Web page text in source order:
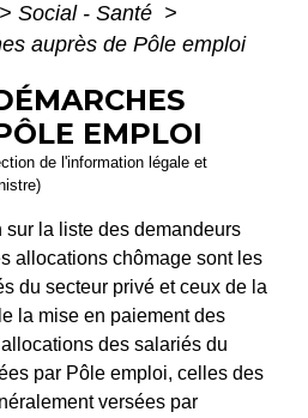
> Social - Santé >
auprès de Pôle emploi
EMPLOI
de l'information légale et
sur la liste des demandeurs
allocations chômage sont les
du secteur privé et ceux de la
la mise en paiement des
des salariés du
par Pôle emploi, celles des
versées par